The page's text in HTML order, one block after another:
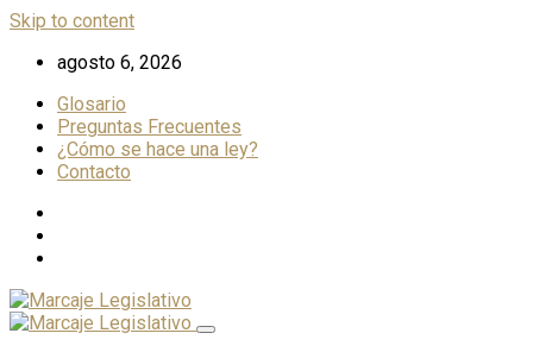
Skip to content
agosto 6, 2026
Glosario
Preguntas Frecuentes
¿Cómo se hace una ley?
Contacto